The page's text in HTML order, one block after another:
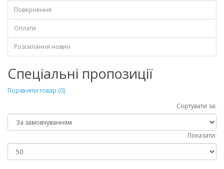
Повернення
Оплати
Розсилання новин
Спеціальні пропозиції
Порівняти товар (0)
Сортувати за:
Показати: